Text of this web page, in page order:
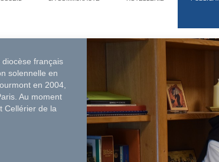
français
solennelle en
en 2004,
Au moment
Cellérier de la